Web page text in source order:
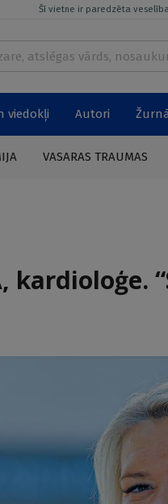
Šī vietne ir paredzēta
viedokļi Autori
VASARAS TRAUMAS
kardioloģe.